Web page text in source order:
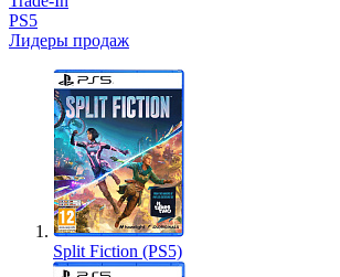
PS5
Лидеры продаж
Split Fiction (PS5)